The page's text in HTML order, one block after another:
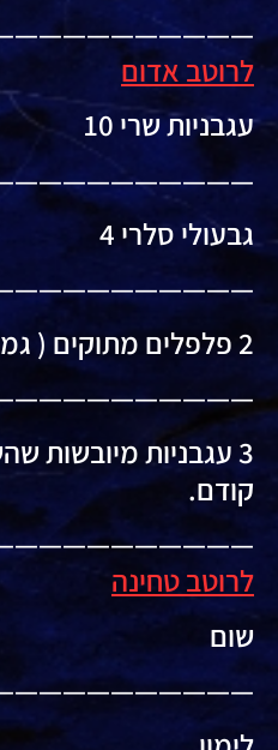
לרוטב אדום
עגבניות שרי 10
גבעולי סלרי 4
2 פלפלים מתוקים ( גמבה)
3 עגבניות מיובשות
קודם.
לרוטב טחינה
שום